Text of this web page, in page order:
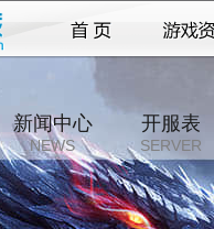
新闻中心
NEWS
开服表
SERVER